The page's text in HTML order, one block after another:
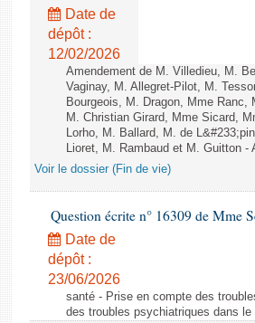
Date de
dépôt :
12/02/2026
Amendement de M. Villedieu, M.
Vaginay, M. Allegret-Pilot, M.
Bourgeois, M. Dragon, Mme
M. Christian Girard, Mme Sicard,
Lorho, M. Ballard, M. de
Lioret, M. Rambaud et M. Guitton -
Voir le dossier (Fin de vie)
Question écrite n° 16309 de Mme
Date de
dépôt :
23/06/2026
santé - Prise en compte des
des troubles psychiatriques dans